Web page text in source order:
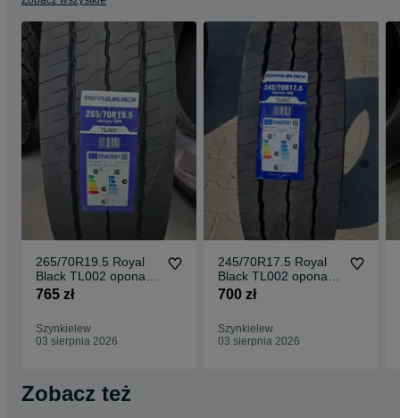
ciężarówki, opona napędowa, opony do tira, opony do ciągnika
siodłowego, opony ciężarowe nowe
265/70R19.5 Royal
Black TL002 opona
ciężarowa naczepowa
765 zł
Szynkielew
03 sierpnia 2026
245/70R17.5 Royal
Black TL002 opona
ciężarowa naczepowa
700 zł
Szynkielew
03 sierpnia 2026
Zobacz też